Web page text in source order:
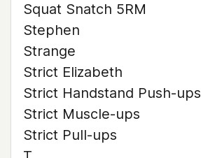
Squat Snatch 5RM
Stephen
Strange
Strict Elizabeth
Strict Handstand Push-ups
Strict Muscle-ups
Strict Pull-ups